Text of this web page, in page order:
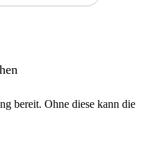
bereit. Ohne diese kann die